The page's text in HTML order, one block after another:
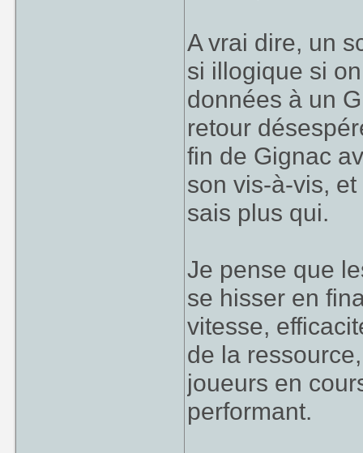
A vrai dire, un
si illogique si
données à un
retour
fin de Gignac
son vis-à-vis,
sais plus qui.
Je pense que
se hisser en
vitesse,
de la
joueurs en
performant.